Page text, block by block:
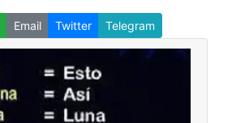
Email Twitter Telegram